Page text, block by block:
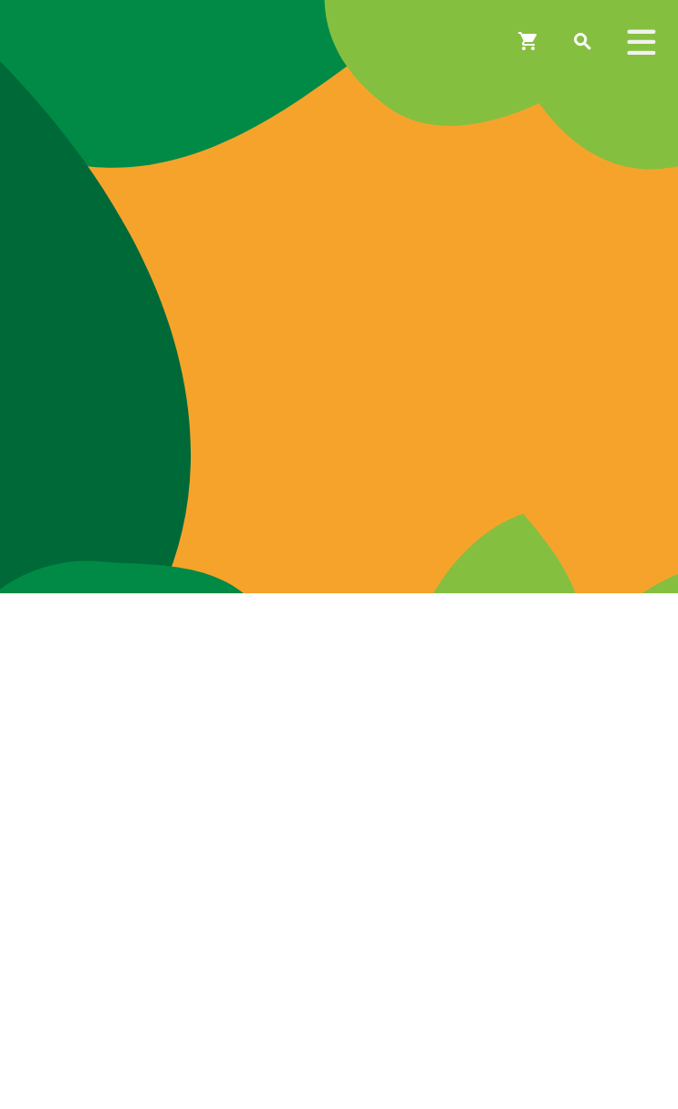
Workshops
Tips & Inspiratie